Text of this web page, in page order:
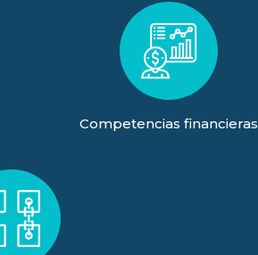
Competencias financieras